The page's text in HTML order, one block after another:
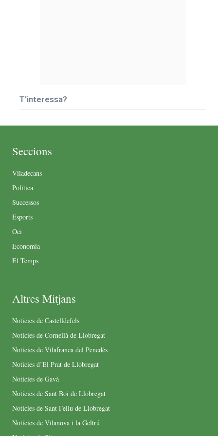
T’interessa?
Seccions
Viladecans
Política
Successos
Esports
Oci
Economia
El Temps
Altres Mitjans
Notícies de Castelldefels
Notícies de Cornellà de Llobregat
Notícies de Vilafranca del Penedès
Notícies d’El Prat de Llobregat
Notícies de Gavà
Notícies de Sant Boi de Llobregat
Notícies de Sant Feliu de Llobregat
Notícies de Vilanova i la Geltrú